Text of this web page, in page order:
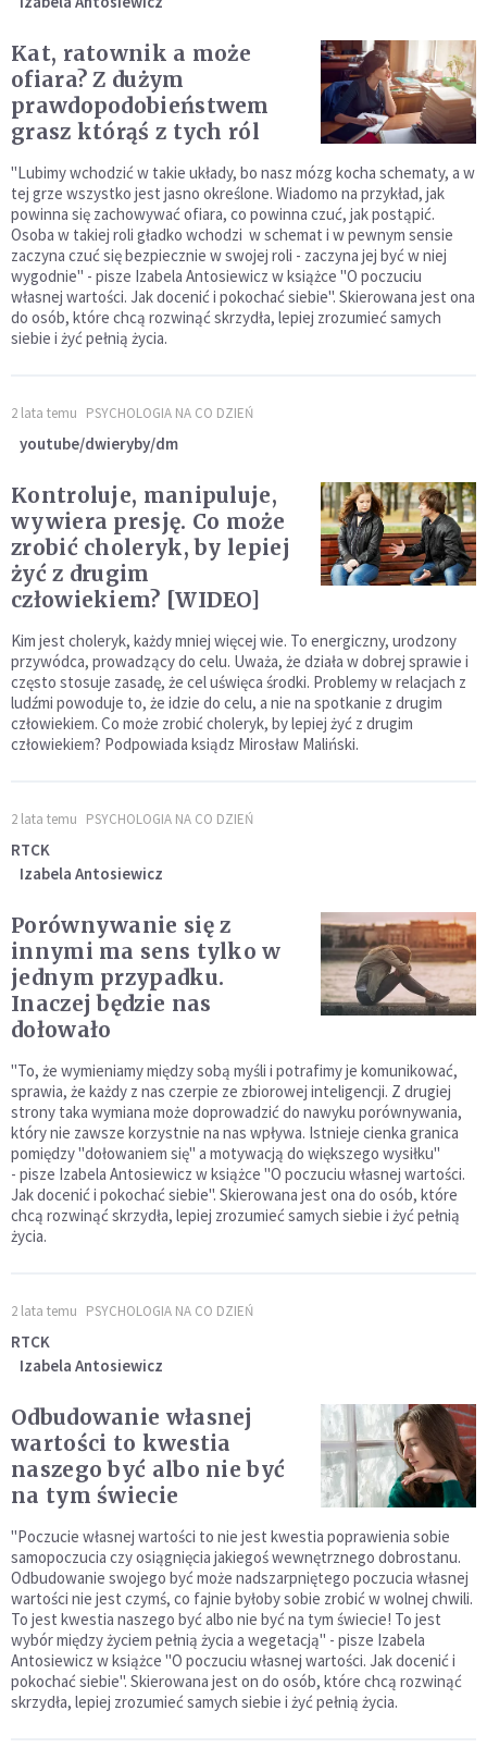
Kat, ratownik a może
ofiara? Z dużym
prawdopodobieństwem
grasz którąś z tych ról
"Lubimy wchodzić w takie układy, bo nasz mózg kocha schematy, a w
tej grze wszystko jest jasno określone. Wiadomo na przykład, jak
powinna się zachowywać ofiara, co powinna czuć, jak postąpić.
Osoba w takiej roli gładko wchodzi w schemat i w pewnym sensie
zaczyna czuć się bezpiecznie w swojej roli - zaczyna jej być w niej
wygodnie" - pisze Izabela Antosiewicz w książce "O poczuciu
własnej wartości. Jak docenić i pokochać siebie". Skierowana jest ona
do osób, które chcą rozwinąć skrzydła, lepiej zrozumieć samych
siebie i żyć pełnią życia.
2 lata temu PSYCHOLOGIA NA CO DZIEŃ
youtube/dwieryby/dm
Kontroluje, manipuluje,
wywiera presję. Co może
zrobić choleryk, by lepiej
żyć z drugim
człowiekiem? [WIDEO]
Kim jest choleryk, każdy mniej więcej wie. To energiczny, urodzony
przywódca, prowadzący do celu. Uważa, że działa w dobrej sprawie i
często stosuje zasadę, że cel uświęca środki. Problemy w relacjach z
ludźmi powoduje to, że idzie do celu, a nie na spotkanie z drugim
człowiekiem. Co może zrobić choleryk, by lepiej żyć z drugim
człowiekiem? Podpowiada ksiądz Mirosław Maliński.
2 lata temu PSYCHOLOGIA NA CO DZIEŃ
RTCK
Izabela Antosiewicz
Porównywanie się z
innymi ma sens tylko w
jednym przypadku.
Inaczej będzie nas
dołowało
"To, że wymieniamy między sobą myśli i potrafimy je komunikować,
sprawia, że każdy z nas czerpie ze zbiorowej inteligencji. Z drugiej
strony taka wymiana może doprowadzić do nawyku porównywania,
który nie zawsze korzystnie na nas wpływa. Istnieje cienka granica
pomiędzy "dołowaniem się" a motywacją do większego wysiłku"
- pisze Izabela Antosiewicz w książce "O poczuciu własnej wartości.
Jak docenić i pokochać siebie". Skierowana jest ona do osób, które
chcą rozwinąć skrzydła, lepiej zrozumieć samych siebie i żyć pełnią
życia.
2 lata temu PSYCHOLOGIA NA CO DZIEŃ
RTCK
Izabela Antosiewicz
Odbudowanie własnej
wartości to kwestia
naszego być albo nie być
na tym świecie
"Poczucie własnej wartości to nie jest kwestia poprawienia sobie
samopoczucia czy osiągnięcia jakiegoś wewnętrznego dobrostanu.
Odbudowanie swojego być może nadszarpniętego poczucia własnej
wartości nie jest czymś, co fajnie byłoby sobie zrobić w wolnej chwili.
To jest kwestia naszego być albo nie być na tym świecie! To jest
wybór między życiem pełnią życia a wegetacją" - pisze Izabela
Antosiewicz w książce "O poczuciu własnej wartości. Jak docenić i
pokochać siebie". Skierowana jest on do osób, które chcą rozwinąć
skrzydła, lepiej zrozumieć samych siebie i żyć pełnią życia.